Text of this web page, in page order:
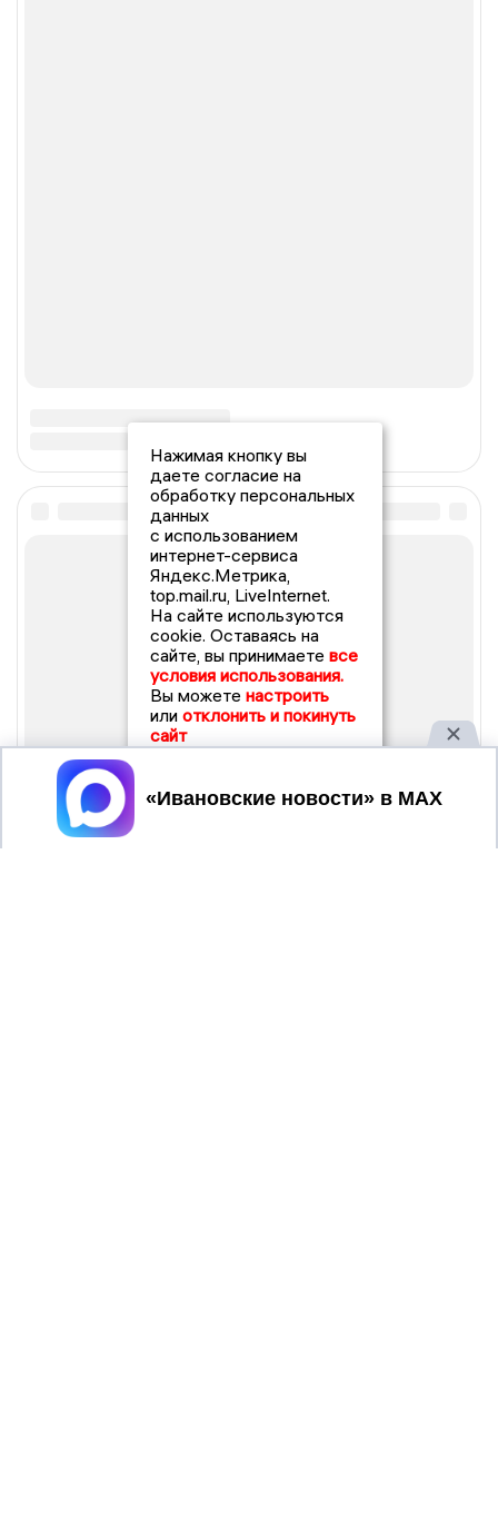
Нажимая кнопку вы
даете согласие на
обработку персональных
данных
с использованием
интернет-сервиса
Яндекс.Метрика,
top.mail.ru, LiveInternet.
На сайте используются
cookie. Оставаясь на
сайте, вы принимаете все
условия использования.
Вы можете настроить
или отклонить и покинуть
сайт
Принять